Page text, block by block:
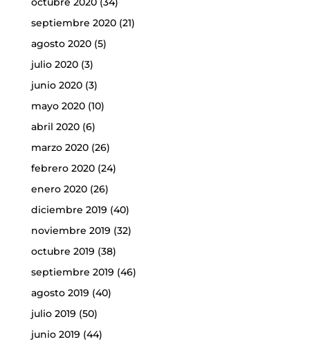
septiembre 2020(21)
agosto 2020(5)
julio 2020(3)
junio 2020(3)
mayo 2020(10)
abril 2020(6)
marzo 2020(26)
febrero 2020(24)
enero 2020(26)
diciembre 2019 (40)
noviembre 2019 (32)
octubre 2019 (38)
septiembre 2019 (46)
agosto 2019 (40)
julio 2019 (50)
junio 2019 (44)